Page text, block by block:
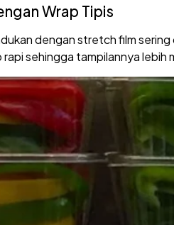
Wrap Tipis
dengan stretch film
sehingga tampilannya lebih